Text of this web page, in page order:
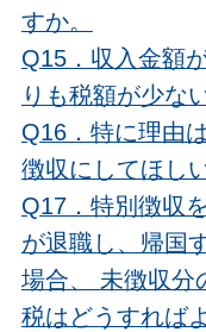
すか。
Q15．収入金額
りも税額が少な
Q16．特に理由
徴収にしてほし
Q17．特別徴収
が退職し、帰国
場合、 未徴収分
税はどうすれば